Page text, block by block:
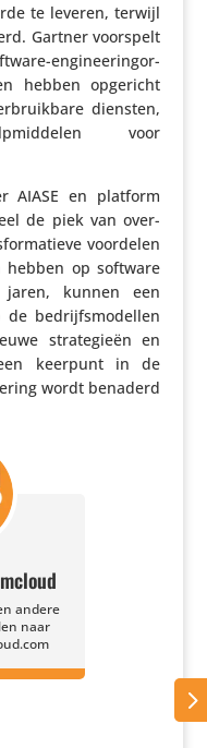
te leveren, terwijl
Gartner voorspelt
engi­nee­ring­or­
hebben opgericht
diensten,
voor
AIASE en platform
de piek van over­
voordelen
op software
kunnen een
bedrijfs­mo­dellen
stra­te­gieën en
keerpunt in de
wordt benaderd
andere
naar